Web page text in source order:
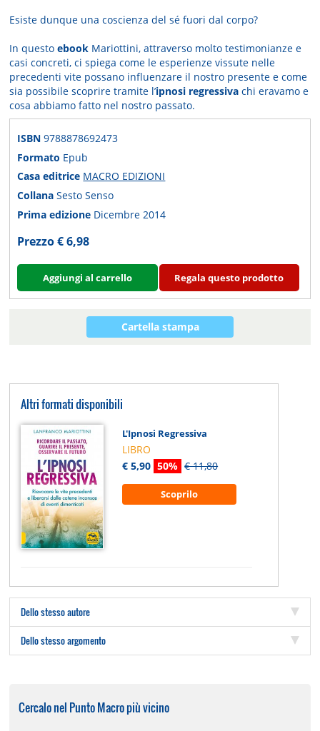
Esiste dunque una coscienza del sé fuori dal corpo?
In questoebook Mariottini, attraverso molto testimonianze e
casi concreti, ci spiega come le esperienze vissute nelle
precedenti vite possano influenzare il nostro presente e come
sia possibile scoprire tramite l’ipnosi regressiva chi eravamo e
cosa abbiamo fatto nel nostro passato.
ISBN9788878692473
Formato Epub
Casa editrice MACRO EDIZIONI
CollanaSesto Senso
Prima edizione Dicembre 2014
Prezzo € 6,98
Aggiungi al carrello Regala questo prodotto
Cartella stampa
Altri formati disponibili
L'Ipnosi Regressiva
LIBRO
€ 5,90 50% € 11,80
Scoprilo
Dello stesso autore
Dello stesso argomento
Cercalo nel Punto Macro più vicino